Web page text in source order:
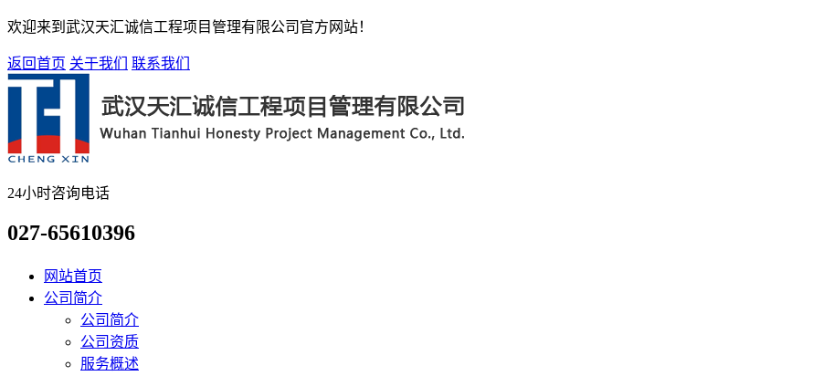
欢迎来到武汉天汇诚信工程项目管理有限公司官方网站！
返回首页 关于我们 联系我们
24小时咨询电话
027-65610396
网站首页
公司简介
公司简介
公司资质
服务概述